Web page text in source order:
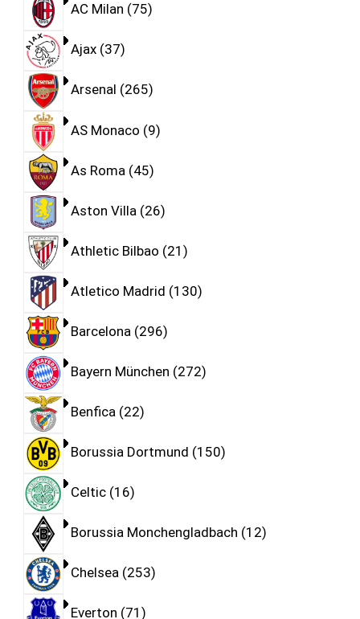
AC Milan 75
Ajax 37
Arsenal 265
AS Monaco 9
As Roma 45
Aston Villa 26
Athletic Bilbao 21
Atletico Madrid 130
Barcelona 296
Bayern München 272
Benfica 22
Borussia Dortmund 150
Celtic 16
Borussia Monchengladbach 12
Chelsea 253
Everton 71